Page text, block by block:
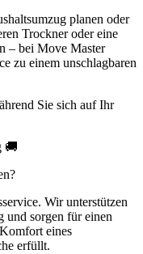
planen oder
Trockner oder eine
– bei Move Master
zu einem unschlagbaren
Sie sich auf Ihr
🚚
Wir unterstützen
und sorgen für einen
eines
erfüllt.